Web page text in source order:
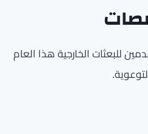
للبعثات الخارجية هذا العام